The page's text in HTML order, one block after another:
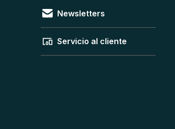
Newsletters
Servicio al cliente